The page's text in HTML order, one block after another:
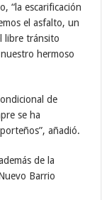
“la escarificación
el asfalto, un
libre tránsito
hermoso
de
se ha
añadió.
de la
Barrio